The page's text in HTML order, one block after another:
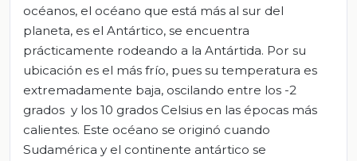
océanos, el océano que está más al sur del
planeta, es el Antártico, se encuentra
prácticamente rodeando a la Antártida. Por su
ubicación es el más frío, pues su temperatura es
extremadamente baja, oscilando entre los -2
grados y los 10 grados Celsius en las épocas más
calientes. Este océano se originó cuando
Sudamérica y el continente antártico se